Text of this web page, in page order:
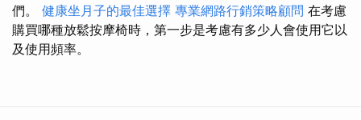
們。 健康坐月子的最佳選擇 專業網路行銷策略顧問 在考慮
購買哪種放鬆按摩椅時，第一步是考慮有多少人會使用它以
及使用頻率。